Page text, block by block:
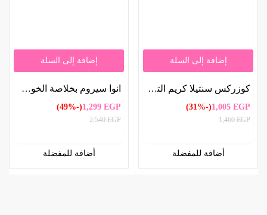
إضافة إلى السلة
كوزركس سنتيلا كريم الترميم بالسيكا 30 جرام | COSRX Centella Blemish Cream with Cica 30g
1,005 EGP
(-31%)
1,460EGP
أضافة للمفضلة
إضافة إلى السلة
انوا سيروم بخلاصة الخوخ 70% والنياسيناميد 30 مل | Anua Peach Extract 70% & Niacinamide Serum 30ml
1,299 EGP
(-49%)
2,540EGP
أضافة للمفضلة